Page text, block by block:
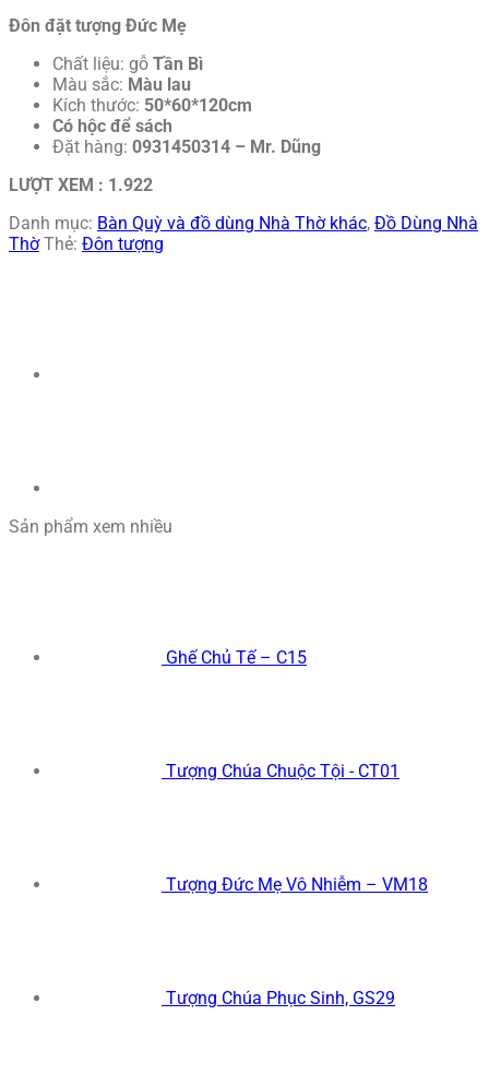
Đôn đặt tượng Đức Mẹ
Chất liệu: gỗ Tần Bì
Màu sắc: Màu lau
Kích thước: 50*60*120cm
Có hộc để sách
Đặt hàng: 0931450314 – Mr. Dũng
LƯỢT XEM : 1.922
Danh mục: Bàn Quỳ và đồ dùng Nhà Thờ khác, Đồ Dùng Nhà
Thờ Thẻ: Đôn tượng
Sản phẩm xem nhiều
Ghế Chủ Tế – C15
Tượng Chúa Chuộc Tội - CT01
Tượng Đức Mẹ Vô Nhiễm – VM18
Tượng Chúa Phục Sinh, GS29